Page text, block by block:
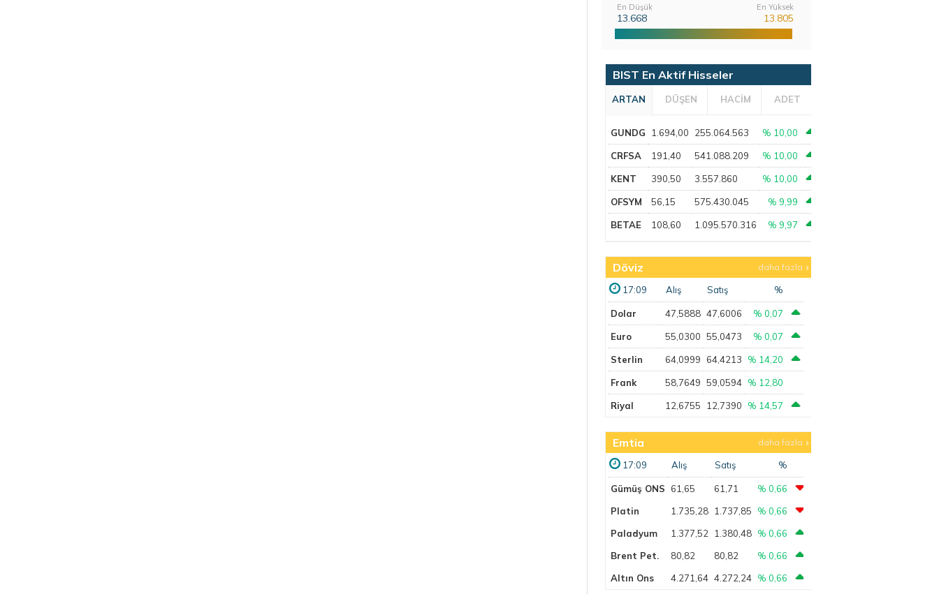
En Düşük
13.668
En Yüksek
13.805
BIST En Aktif Hisseler
ARTAN DÜŞEN HACİM ADET
GUNDG 1.694,00 255.064.563 % 10,00
CRFSA 191,40 541.088.209 % 10,00
KENT 390,50 3.557.860 % 10,00
OFSYM 56,15 575.430.045 % 9,99
BETAE 108,60 1.095.570.316 % 9,97
Döviz daha fazla
17:09 Alış Satış %
Dolar 47,5888 47,6006 % 0,07
Euro 55,0300 55,0473 % 0,07
Sterlin 64,0999 64,4213 % 14,20
Frank 58,7649 59,0594 % 12,80
Riyal 12,6755 12,7390 % 14,57
Emtia daha fazla
17:09 Alış Satış %
Gümüş ONS 61,65 61,71
% 0,66
Platin
1.735,28 1.737,85
% 0,66
Paladyum
1.377,52 1.380,48 % 0,66
Brent Pet.
80,82 80,82
% 0,66
Altın Ons
4.271,64 4.272,24 % 0,66